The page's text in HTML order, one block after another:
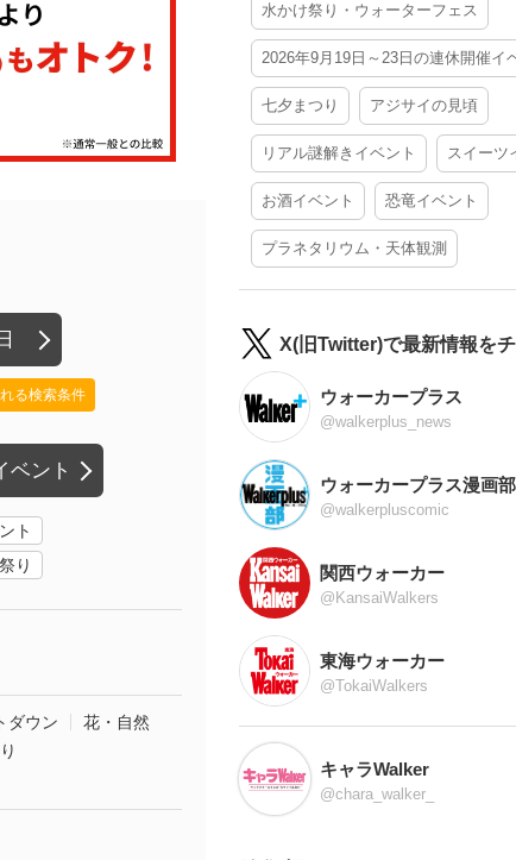
ベント
る検索条件
ト
祭り
ダウン
花・自然
水かけ祭り・ウォーターフェス
2026年9月19日～23日の連休開催イ
七夕まつり アジサイの見頃
リアル謎解きイベント スイーツ
お酒イベント 恐竜イベント
プラネタリウム・天体観測
X(旧Twitter)で最新情報を
ウォーカープラス
@walkerplus_news
ウォーカープラス漫画部
@walkerpluscomic
関西ウォーカー
@KansaiWalkers
東海ウォーカー
@TokaiWalkers
キャラWalker
@chara_walker_